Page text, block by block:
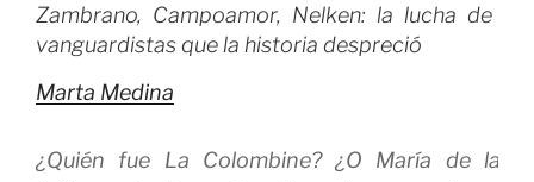
Zambrano, Campoamor, Nelken: la lucha de las
vanguardistas que la historia despreció
Marta Medina
¿Quién fue La Colombine? ¿O María de la O